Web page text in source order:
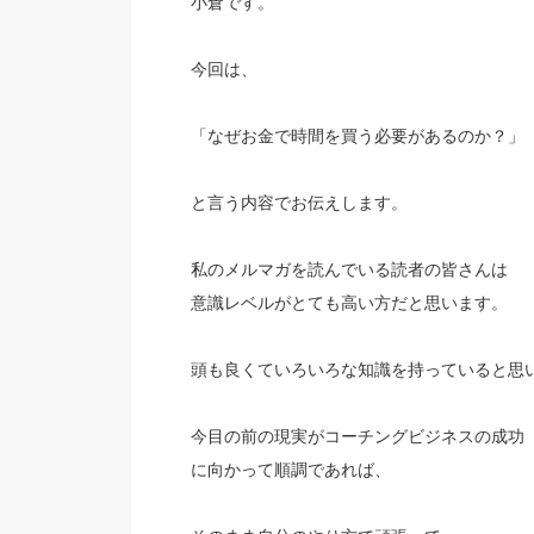
今回は、
「なぜお金で時間を買う必要があるのか？」
と言う内容でお伝えします。
私のメルマガを読んでいる読者の皆さんは
意識レベルがとても高い方だと思います。
頭も良くていろいろな知識を持っていると思
今目の前の現実がコーチングビジネスの成功
に向かって順調であれば、